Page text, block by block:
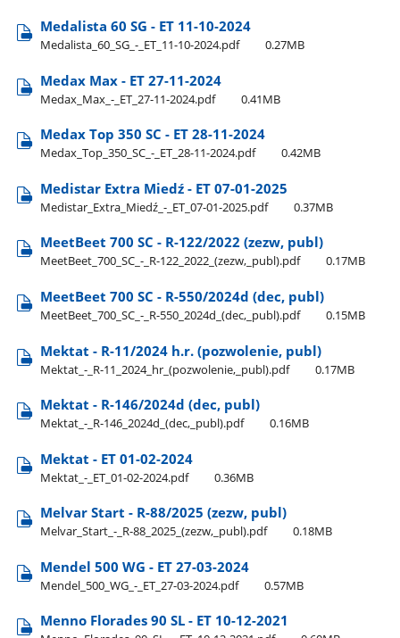
Medalista 60 SG - ET 11-10-2024
Medalista​_60​_SG​_-​_ET​_11-10-2024.pdf 0.27MB
Medax Max - ET 27-11-2024
Medax​_Max​_-​_ET​_27-11-2024.pdf 0.41MB
Medax Top 350 SC - ET 28-11-2024
Medax​_Top​_350​_SC​_-​_ET​_28-11-2024.pdf 0.42MB
Medistar Extra Miedź - ET 07-01-2025
Medistar​_Extra​_Miedź​_-​_ET​_07-01-2025.pdf 0.37MB
MeetBeet 700 SC - R-122/2022 (zezw, publ)
MeetBeet​_700​_SC​_-​_R-122​_2022​_(zezw,​_publ).pdf 0.17MB
MeetBeet 700 SC - R-550/2024d (dec, publ)
MeetBeet​_700​_SC​_-​_R-550​_2024d​_(dec,​_publ).pdf 0.15MB
Mektat - R-11/2024 h.r. (pozwolenie, publ)
Mektat​_-​_R-11​_2024​_hr​_(pozwolenie,​_publ).pdf 0.17MB
Mektat - R-146/2024d (dec, publ)
Mektat​_-​_R-146​_2024d​_(dec,​_publ).pdf 0.16MB
Mektat - ET 01-02-2024
Mektat​_-​_ET​_01-02-2024.pdf 0.36MB
Melvar Start - R-88/2025 (zezw, publ)
Melvar​_Start​_-​_R-88​_2025​_(zezw,​_publ).pdf 0.18MB
Mendel 500 WG - ET 27-03-2024
Mendel​_500​_WG​_-​_ET​_27-03-2024.pdf 0.57MB
Menno Florades 90 SL - ET 10-12-2021